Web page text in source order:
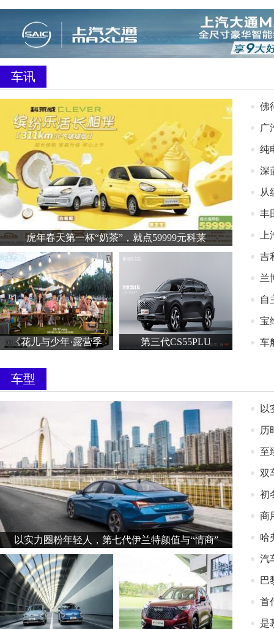
车讯
虎年春天第一杯“奶茶”，就点59999元科莱
《花儿与少年·露营季 第三代CS55PLU
佛
广
纯
深
从
丰
吉
兰
自
宝
车
车型
以实力圈粉年轻人，第七代伊兰特颜值与“情商”
以
历
至
双
初
商
哈
汽
巴
首
是